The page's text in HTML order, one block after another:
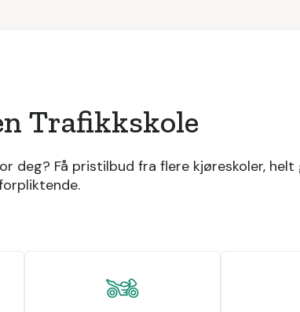
Trafikkskole
deg? Få pristilbud fra flere kjøreskoler,